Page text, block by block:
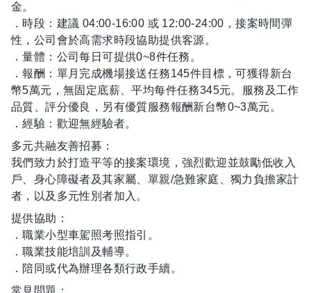
金。
．時段：建議 04:00-16:00 或 12:00-24:00，接案時間彈
性，公司會於高需求時段協助提供客源。
．量體：公司每日可提供0~8件任務。
．報酬：單月完成機場接送任務145件目標，可獲得新台
幣5萬元，無固定底薪、平均每件任務345元。服務及工作
品質、評分優良，另有優質服務報酬新台幣0~3萬元。
．經驗：歡迎無經驗者。
多元共融友善招募：
我們致力於打造平等的接案環境，強烈歡迎並鼓勵低收入
戶、身心障礙者及其家屬、單親/急難家庭、獨力負擔家計
者，以及多元性別者加入。
提供協助：
．職業小型車駕照考照指引。
．職業技能培訓及輔導。
．陪同或代為辦理各類行政手續。
常見問題：